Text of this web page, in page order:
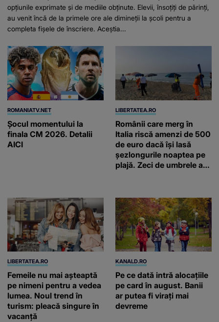
opțiunile exprimate și de mediile obținute. Elevii, însoțiți de părinți,
au venit încă de la primele ore ale dimineții la școli pentru a
completa fișele de înscriere. Aceștia...
ROMANIATV.NET
Şocul momentului la
finala CM 2026. Detalii
AICI
LIBERTATEA.RO
Românii care merg în
Italia riscă amenzi de 500
de euro dacă își lasă
șezlongurile noaptea pe
plajă. Zeci de umbrele au
LIBERTATEA.RO
Femeile nu mai așteaptă
pe nimeni pentru a vedea
lumea. Noul trend în
turism: pleacă singure în
vacanță
KANALD.RO
Pe ce dată intră alocațiile
pe card în august. Banii
ar putea fi virați mai
devreme